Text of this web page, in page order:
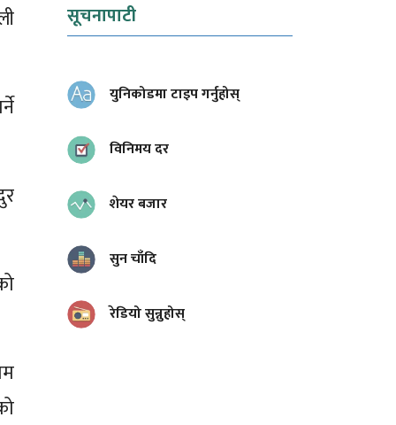
सूचनापाटी
युनिकोडमा टाइप गर्नुहोस्
विनिमय दर
शेयर बजार
सुन चाँदि
रेडियो सुन्नुहोस्